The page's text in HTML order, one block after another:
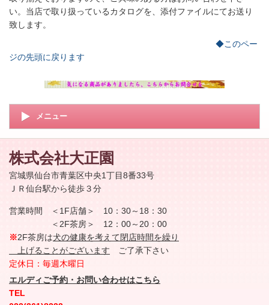
い。当店で取り扱っているカタログを、添付ファイルにてお送り
致します。
◆このペー
ジの先頭に戻ります
メニュー
株式会社大正園
宮城県仙台市青葉区中央1丁目8番33号
ＪＲ仙台駅から徒歩３分
営業時間 ＜1F店舗＞ 10：30～18：30
＜2F茶房＞ 12：00～20：00
※2F茶房は犬の健康を考えて閉店時間を繰り
上げることがございます ご了承下さい
定休日：毎週木曜日
エルディご予約・お問い合わせはこちら
TEL